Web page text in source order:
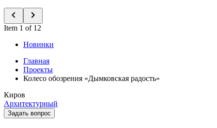
Item 1 of 12
Новинки
Главная
Проекты
Колесо обозрения «Дымковская радость»
Киров
Архитектурный
Задать вопрос